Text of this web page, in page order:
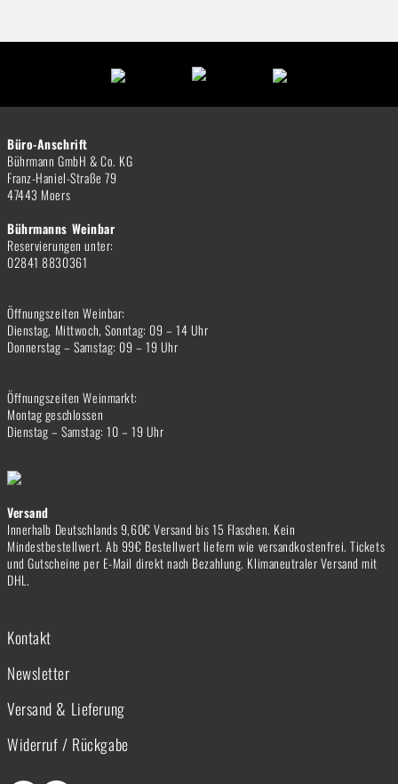
Büro-Anschrift
Bührmann GmbH & Co. KG
Franz-Haniel-Straße 79
47443 Moers
Bührmanns Weinbar
Reservierungen unter:
02841 8830361
Öffnungszeiten Weinbar:
Dienstag, Mittwoch, Sonntag: 09 – 14 Uhr
Donnerstag – Samstag: 09 – 19 Uhr
Öffnungszeiten Weinmarkt:
Montag geschlossen
Dienstag – Samstag: 10 – 19 Uhr
Versand
Innerhalb Deutschlands 9,60€ Versand bis 15 Flaschen. Kein
Mindestbestellwert. Ab 99€ Bestellwert liefern wie versandkostenfrei. Tickets
und Gutscheine per E-Mail direkt nach Bezahlung. Klimaneutraler Versand mit
DHL.
Kontakt
Newsletter
Versand & Lieferung
Widerruf / Rückgabe